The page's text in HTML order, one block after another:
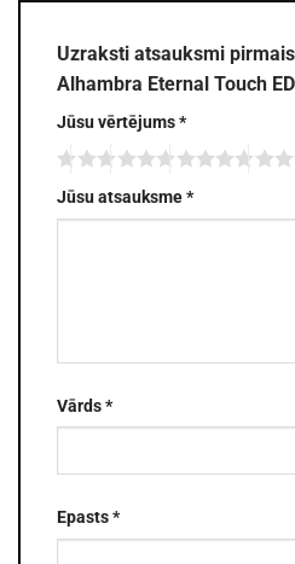
Uzraksti atsauksmi
Alhambra Eternal Touch
Jūsu vērtējums*
Jūsu atsauksme*
Vārds*
Epasts*